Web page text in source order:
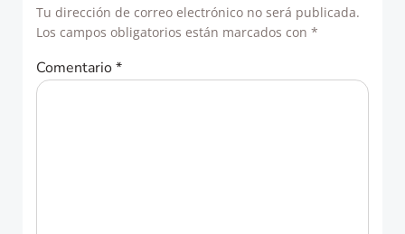
Tu dirección de correo electrónico no será publicada.
Los campos obligatorios están marcados con *
Comentario*